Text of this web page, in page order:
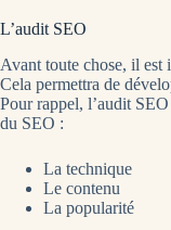
L’audit SEO
Avant toute chose, il est
Cela permettra de
Pour rappel, l’audit
du SEO :
La technique
Le contenu
La popularité